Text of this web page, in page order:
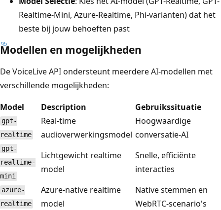
Realtime-Mini, Azure-Realtime, Phi-varianten) dat het
beste bij jouw behoeften past
Modellen en mogelijkheden
De VoiceLive API ondersteunt meerdere AI-modellen met
verschillende mogelijkheden:
Model
Description Gebruikssituatie
gpt-
realtime
Real-time
audioverwerkingsmodel
Hoogwaardige
conversatie-AI
gpt-
realtime-
mini
Lichtgewicht realtime
model
Snelle, efficiënte
interacties
azure-
realtime
Azure-native realtime
model
Native stemmen en
WebRTC-scenario's